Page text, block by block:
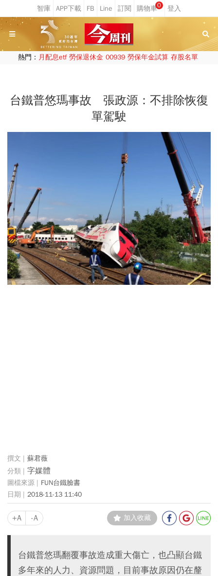
0
熱門： 月配息etf 勞保退休金 00939 勞保年金試算 存股名單
台鐵普悠瑪事故 張政源：不排除恢復
單駕駛
蘇君薇
字媒體
FUN台鐵臉書
2018-11-13 11:40
+A -A 加入收藏
台鐵普悠瑪翻覆事故造成重大傷亡，也凸顯台鐵
多年來的人力、資源問題，目前事故原因仍在釐